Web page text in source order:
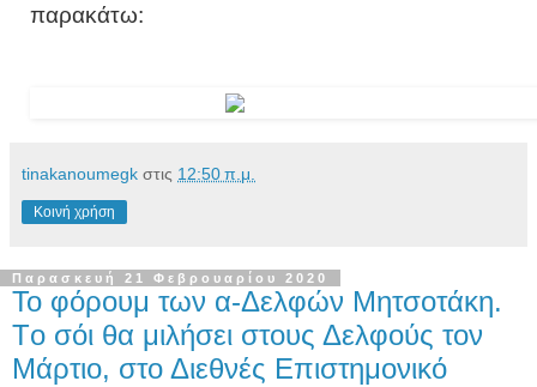
παρακάτω:
tinakanoumegk στις 12:50 π.μ.
Κοινή χρήση
Παρασκευή 21 Φεβρουαρίου 2020
Το φόρουμ των α-Δελφών Μητσοτάκη.
Tο σόι θα μιλήσει στους Δελφούς τον
Μάρτιο, στο Διεθνές Επιστημονικό